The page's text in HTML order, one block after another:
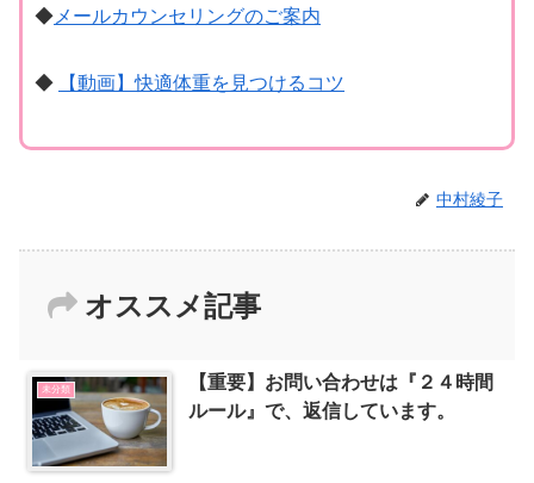
◆ メールカウンセリングのご案内
◆ 【動画】快適体重を見つけるコツ
中村綾子
オススメ記事
未分類
【重要】お問い合わせは『２４時間
ルール』で、返信しています。